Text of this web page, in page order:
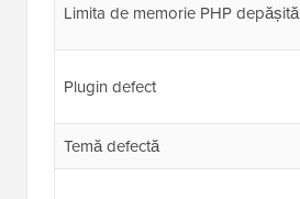
Limita de memorie PHP depășită
Plugin defect
Temă defectă